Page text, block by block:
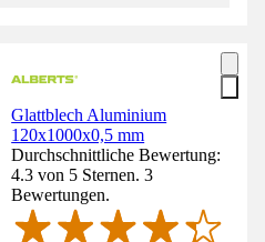
Glattblech Aluminium
120x1000x0,5 mm
Durchschnittliche Bewertung:
4.3 von 5 Sternen. 3
Bewertungen.